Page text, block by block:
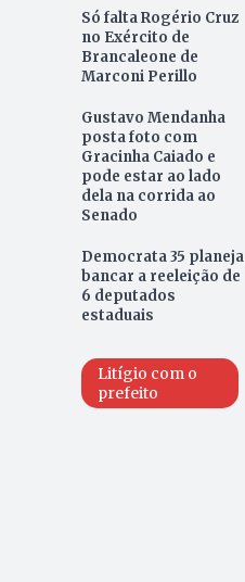
Só falta Rogério Cruz
no Exército de
Brancaleone de
Marconi Perillo
Gustavo Mendanha
posta foto com
Gracinha Caiado e
pode estar ao lado
dela na corrida ao
Senado
Democrata 35 planeja
bancar a reeleição de
6 deputados
estaduais
Litígio com o
prefeito